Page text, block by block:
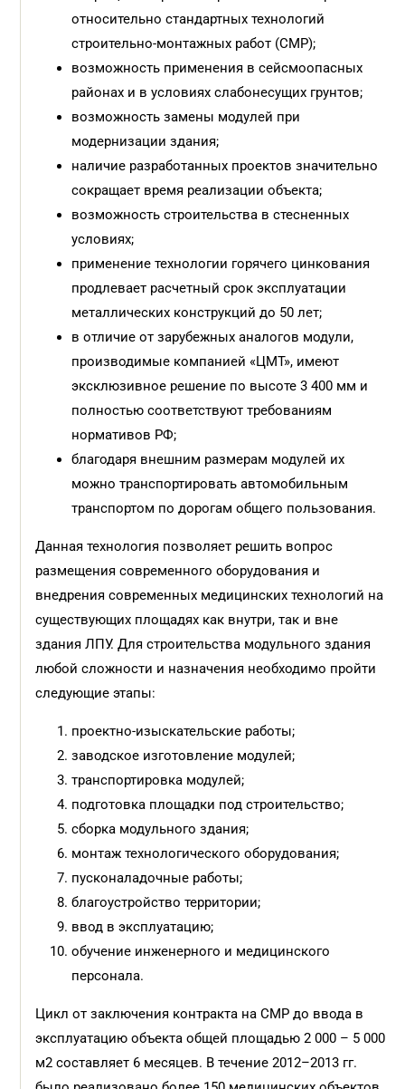
относительно стандартныхтехнологий
строительно-монтажных работ (СМР);
возможность применения в сейсмоопасных
районах и в условиях слабонесущих грунтов;
возможность замены модулей при
модернизации здания;
наличие разработанных проектов значительно
сокращает время реализации объекта;
возможность строительства в стесненных
условиях;
применение технологии горячего цинкования
продлевает расчетныйсрок эксплуатации
металлических конструкций до 50 лет;
в отличие от зарубежных аналогов модули,
производимые компанией «ЦМТ», имеют
эксклюзивное решение по высоте 3 400 мм и
полностью соответствуют требованиям
нормативов РФ;
благодаря внешним размерам модулей их
можно транспортировать автомобильным
транспортом по дорогам общего пользования.
Данная технология позволяет решить вопрос
размещения современного оборудования и
внедрениясовременных медицинских технологий на
существующих площадях как внутри, так и вне
здания ЛПУ.Для строительства модульного здания
любой сложности и назначения необходимо пройти
следующие этапы:
проектно-изыскательские работы;
заводское изготовление модулей;
транспортировка модулей;
подготовка площадки под строительство;
сборка модульного здания;
монтаж технологического оборудования;
пусконаладочные работы;
благоустройство территории;
ввод в эксплуатацию;
обучение инженерного и медицинского
персонала.
Цикл от заключения контракта на СМР до ввода в
эксплуатацию объекта общей площадью 2 000 – 5 000
м2 составляет 6 месяцев. В течение 2012–2013 гг.